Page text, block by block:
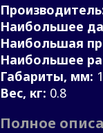
Наибольшее
Наибольшая
Наибольшее
Габариты, мм:
Вес, кг: 0.8
Полное